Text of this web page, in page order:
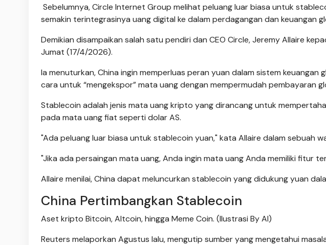
Sebelumnya, Circle Internet Group melihat peluang luar biasa untuk
semakin terintegrasinya uang digital ke dalam perdagangan dan keuangan
Demikian disampaikan salah satu pendiri dan CEO Circle, Jeremy Allaire
Jumat (17/4/2026).
Ia menuturkan, China ingin memperluas peran yuan dalam sistem
cara untuk “mengekspor” mata uang dengan mempermudah pembayaran
Stablecoin adalah jenis mata uang kripto yang dirancang untuk
pada mata uang fiat seperti dolar AS.
"Ada peluang luar biasa untuk stablecoin yuan," kata Allaire dalam sebuah
"Jika ada persaingan mata uang, Anda ingin mata uang Anda memiliki fitur
Allaire menilai, China dapat meluncurkan stablecoin yang didukung yuan
China Pertimbangkan Stablecoin
Aset kripto Bitcoin, Altcoin, hingga Meme Coin. (Ilustrasi By AI)
Reuters melaporkan Agustus lalu, mengutip sumber yang mengetahui